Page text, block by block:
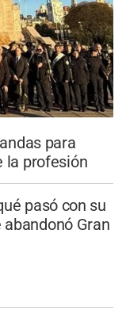
para
la profesión
pasó con su
Gran